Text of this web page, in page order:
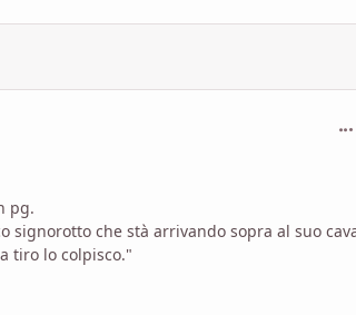
pg.
signorotto che stà arrivando sopra al suo
tiro lo colpisco."